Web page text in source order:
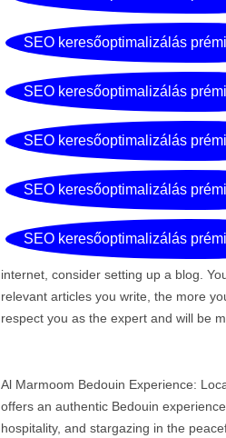
SEO keresőoptimalizálás
SEO keresőoptimalizálás
SEO keresőoptimalizálás
SEO keresőoptimalizálás
SEO keresőoptimalizálás
internet, consider setting up a blog.
relevant articles you write, the more
respect you as the expert and will be
Al Marmoom Bedouin Experience:
offers an authentic Bedouin
hospitality, and stargazing in the